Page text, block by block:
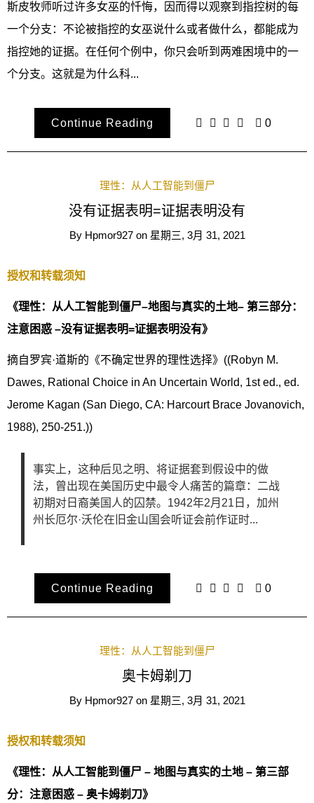
斯皮牧师听过许多女巫的忏悔，因而得以观察到指控树的每
一个分支：不论被指控的女巫说什么或者做什么，都能成为
指控她的证据。在任何个例中，你只会听到两难困境中的一
个分支。这就是为什么科...
Continue Reading 0
理性：从人工智能到僵尸
没有证据表明=证据表明没有
By Hpmor927 on 星期三, 3月 31, 2021
授权和转载须知
《理性：从人工智能到僵尸–地图与真实的土地– 第三部分：
注意困惑 –没有证据表明=证据表明没有》
摘自罗宾·道斯的《不确定世界的理性选择》((Robyn M.
Dawes, Rational Choice in An Uncertain World, 1st ed., ed.
Jerome Kagan (San Diego, CA: Harcourt Brace Jovanovich,
1988), 250-251.))
事实上，这种后见之明、将证据套到假设中的做
法，曾出现在美国历史中最令人痛苦的篇章：二战
初期对日裔美国人的囚禁。1942年2月21日，加州
州长厄尔·沃伦在旧金山国会听证会前作证时...
Continue Reading 0
理性：从人工智能到僵尸
奥卡姆剃刀
By Hpmor927 on 星期三, 3月 31, 2021
授权和转载须知
《理性：从人工智能到僵尸 – 地图与真实的土地 – 第三部
分：注意困惑 – 奥卡姆剃刀》